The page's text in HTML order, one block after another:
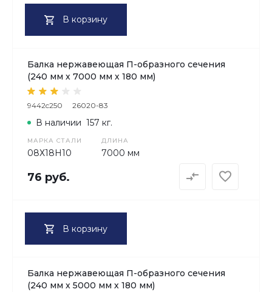
В корзину
Балка нержавеющая П-образного сечения
(240 мм х 7000 мм х 180 мм)
9442c250 26020-83
МАРКА СТАЛИ
08Х18H10
ДЛИНА
7000 мм
В наличии 157 кг.
76 руб.
В корзину
Балка нержавеющая П-образного сечения
(240 мм х 5000 мм х 180 мм)